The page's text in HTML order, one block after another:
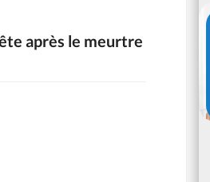
après le meurtre